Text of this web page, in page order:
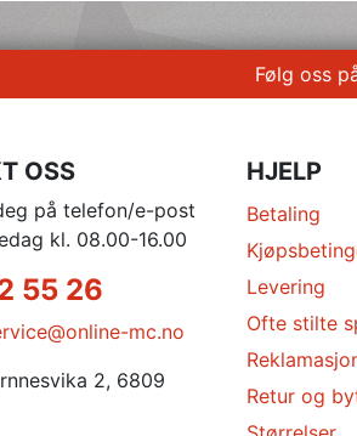
Følg oss
OSS
på telefon/e-post
kl. 08.00-16.00
55 26
mc.no
2, 6809
HJELP
Betaling
Levering
Ofte stilte
Retur og